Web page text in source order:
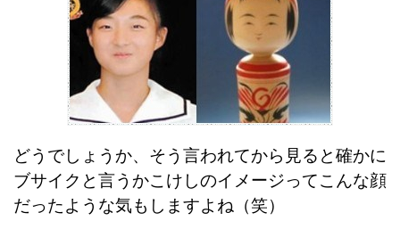
どうでしょうか、そう言われてから見ると確かに
ブサイクと言うかこけしのイメージってこんな顔
だったような気もしますよね（笑）